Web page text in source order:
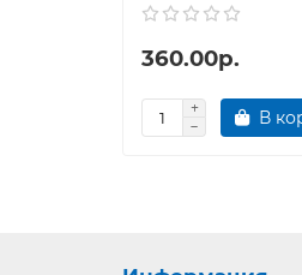
360.00р.
В